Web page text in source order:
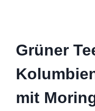
Grüner
mit